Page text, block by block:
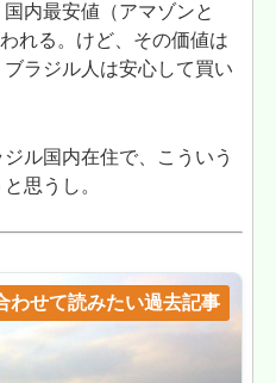
内最安値（アマゾンと
れる。けど、その価値は
ラジル人は安心して買い
ル国内在住で、こういう
思うし。
わせて読みたい過去記事